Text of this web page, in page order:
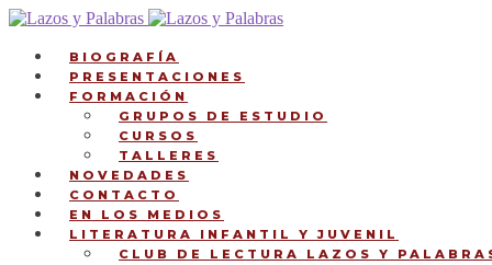
Ir
navegación
Ir
contenidoBIOGRAFÍA
PRESENTACIONES
FORMACIÓN
GRUPOS DE ESTUDIO
CURSOS
TALLERES
NOVEDADES
CONTACTO
EN LOS MEDIOS
LITERATURA INFANTIL Y JUVENIL
CLUB DE LECTURA LAZOS Y